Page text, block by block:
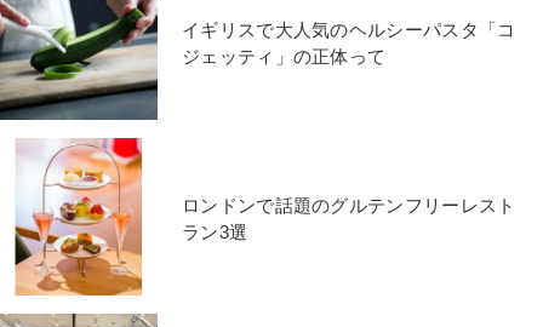
イギリスで大人気のヘルシーパスタ「コ
ジェッティ」の正体って
ロンドンで話題のグルテンフリーレスト
ラン3選